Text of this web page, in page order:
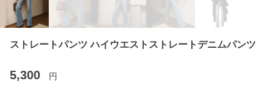
ストレートパンツ ハイウエストストレートデニムパンツ
5,300 円